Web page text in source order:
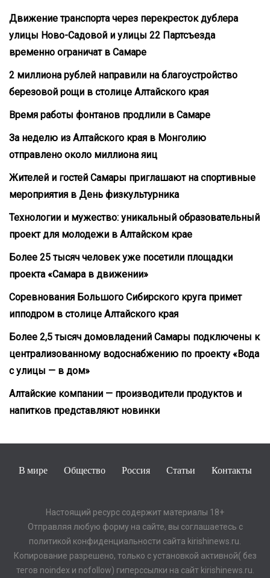
Движение транспорта через перекресток дублера
улицы Ново-Садовой и улицы 22 Партсъезда
временно ограничат в Самаре
2 миллиона рублей направили на благоустройство
березовой рощи в столице Алтайского края
Время работы фонтанов продлили в Самаре
За неделю из Алтайского края в Монголию
отправлено около миллиона яиц
Жителей и гостей Самары приглашают на спортивные
мероприятия в День физкультурника
Технологии и мужество: уникальный образовательный
проект для молодежи в Алтайском крае
Более 25 тысяч человек уже посетили площадки
проекта «Самара в движении»
Соревнования Большого Сибирского круга примет
ипподром в столице Алтайского края
Более 2,5 тысяч домовладений Самары подключены к
централизованному водоснабжению по проекту «Вода
с улицы — в дом»
Алтайские компании — производители продуктов и
напитков представляют новинки
В мире Общество Россия Статьи Контакты
Настоящий ресурс содержит материалы 18+
Отправляя любую форму на сайте, вы соглашаетесь с
политикой конфиденциальности сайта kirishinews.ru.
Копирование разрешено, только с установкой активной( без
тегов noindex и nofollow) гиперссылки на сайт kirishinews.ru.